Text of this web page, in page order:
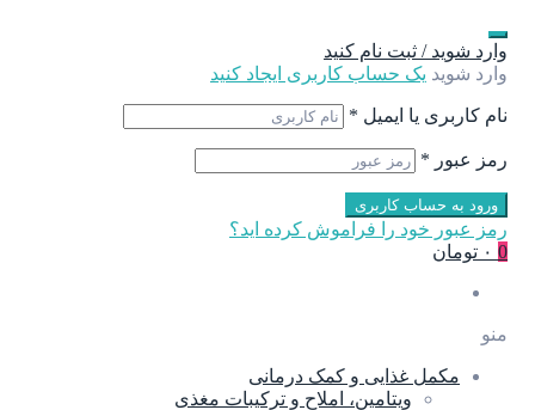
وارد شوید / ثبت نام کنید
وارد شوید یک حساب کاربری ایجاد کنید
نام کاربری یا ایمیل *
رمز عبور *
ورود به حساب کاربری
رمز عبور خود را فراموش کرده اید؟
0 ۰ تومان
منو
مکمل غذایی و کمک درمانی
ویتامین، املاح و ترکیبات مغذی